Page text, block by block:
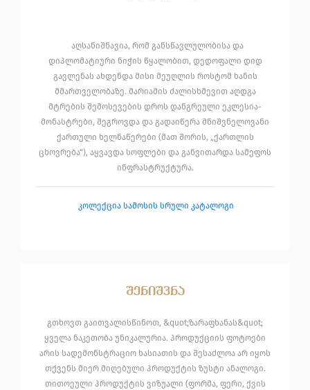
აღსანიშნავია, რომ განსწავლულობისა და
დიპლომატიური ნიჭის წყალობით, დედოფალი დიდ
გავლენას ახდენდა მისი მეუღლის როსტომ ხანის
მმართველობაზე. მარიამის ძალისხმევით აღდგა
მტრების შემოსევების დროს დანგრეული ეკლესია-
მონასტრები, შეგროვდა და გადაიწერა მნიშვნელოვანი
ქართული ხელნაწერები (მათ შორის, „ქართლის
ცხოვრება“), აყვავდა სოფლები და განვითარდა სამეფოს
ინფრასტრუქტურა.
კოლექცია სამოსის სრული კატალოგი
შენიშვნა
გთხოვთ გაითვალისწინოთ, &quot;ზარაფხანას&quot;
ყველა ნაკეთობა უნიკალურია. პროდუქციის ფოტოები
არის სადემონსტრაციო ხასიათის და შესაძლოა არ იყოს
თქვენს მიერ მიღებული პროდუქტის ზუსტი ანალოგი.
თითოეული პროდუქტის ვიზუალი (ფორმა, ფერი, ქვის